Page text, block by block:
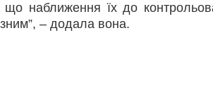
що наближення їх до
– додала вона.